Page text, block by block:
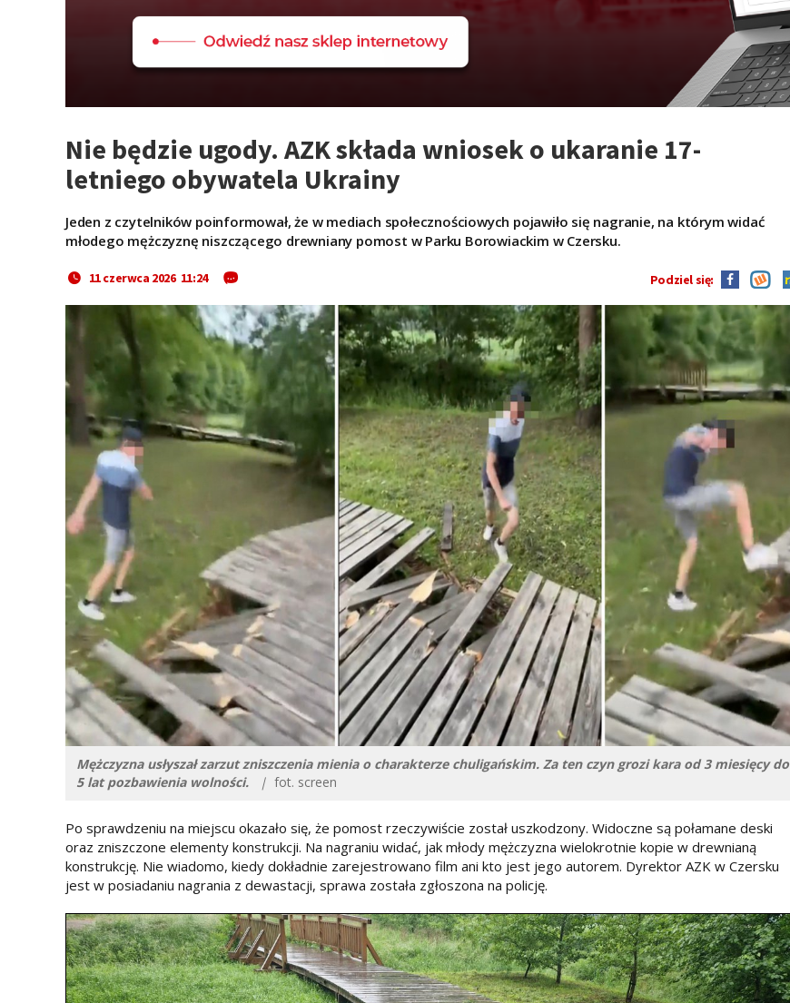
Nie będzie ugody. AZK składa wniosek o ukaranie 17-
letniego obywatela Ukrainy
Jeden z czytelników poinformował, że w mediach społecznościowych pojawiło się nagranie, na którym widać
młodego mężczyznę niszczącego drewniany pomost w Parku Borowiackim w Czersku.
11 czerwca 2026 11:24 Podziel się:
Mężczyzna usłyszał zarzut zniszczenia mienia o charakterze chuligańskim. Za ten czyn grozi kara od 3 miesięcy do
5 lat pozbawienia wolności. | fot. screen
Po sprawdzeniu na miejscu okazało się, że pomost rzeczywiście został uszkodzony. Widoczne są połamane deski
oraz zniszczone elementy konstrukcji. Na nagraniu widać, jak młody mężczyzna wielokrotnie kopie w drewnianą
konstrukcję. Nie wiadomo, kiedy dokładnie zarejestrowano film ani kto jest jego autorem. Dyrektor AZK w Czersku
jest w posiadaniu nagrania z dewastacji, sprawa została zgłoszona na policję.